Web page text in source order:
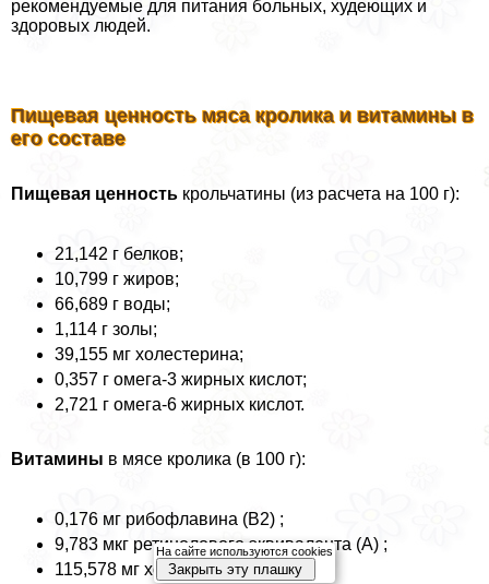
рекомендуемые для питания больных, худеющих и
здоровых людей.
Пищевая ценность мяса кролика и витамины в
его составе
Пищевая ценность крольчатины (из расчета на 100 г):
21,142 г белков;
10,799 г жиров;
66,689 г воды;
1,114 г золы;
39,155 мг холестерина;
0,357 г омега-3 жирных кислот;
2,721 г омега-6 жирных кислот.
Витамины в мясе кролика (в 100 г):
0,176 мг рибофлавина (B2) ;
9,783 мкг ретинолового эквивалента (A) ;
115,578 мг холина (B4) ;
На сайте используются cookies
Закрыть эту плашку